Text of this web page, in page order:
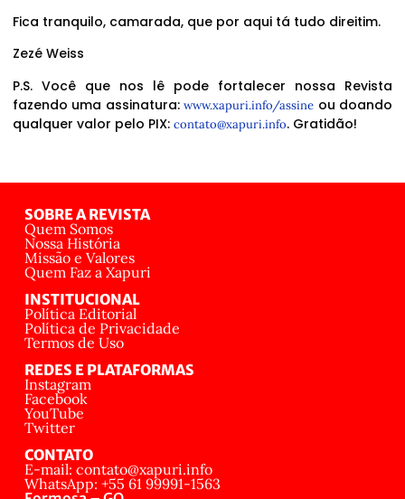
Fica tranquilo, camarada, que por aqui tá tudo direitim.
Zezé Weiss
P.S. Você que nos lê pode fortalecer nossa Revista
fazendo uma assinatura:www.xapuri.info/assine ou doando
qualquer valor pelo PIX: contato@xapuri.info. Gratidão!
SOBRE A REVISTA
Quem Somos
Nossa História
Missão e Valores
Quem Faz a Xapuri
INSTITUCIONAL
Política Editorial
Política de Privacidade
Termos de Uso
REDES E PLATAFORMAS
Instagram
Facebook
YouTube
Twitter
CONTATO
E-mail: contato@xapuri.info
WhatsApp: +55 61 99991-1563